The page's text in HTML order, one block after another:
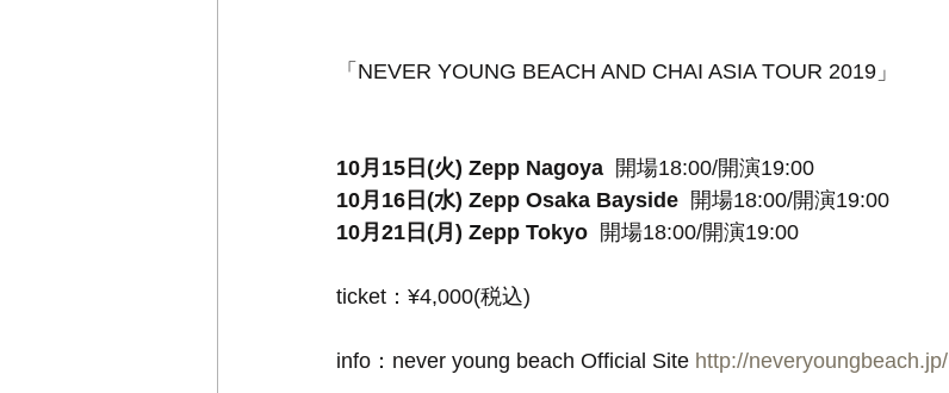
「NEVER YOUNG BEACH AND CHAI ASIA TOUR 2019」
10⽉15⽇(⽕) Zepp Nagoya
  開場18:00/開演19:00
10⽉16⽇(⽔) Zepp Osaka Bayside
  開場18:00/開演19:00
10⽉21⽇(⽉) Zepp Tokyo
  開場18:00/開演19:00
ticket：¥4,000(税込)
info：never young beach Official Site http://neveryoungbeach.jp/